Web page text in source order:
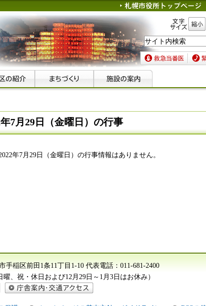
文字サイズ 縮小
救急当番医 緊急
7月29日（金曜日）の行事
年7月29日（金曜日）の行事情報はありません。
手稲区前田1条11丁目1-10 代表電話： 011-681-2400
、祝・休日および12月29日～1月3日はお休み）
庁舎案内・交通アクセス